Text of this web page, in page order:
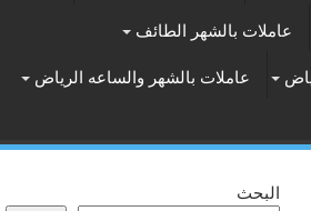
عاملات بالشهر الطائف
عاملات بالشهر والساعه الرياض
البحث